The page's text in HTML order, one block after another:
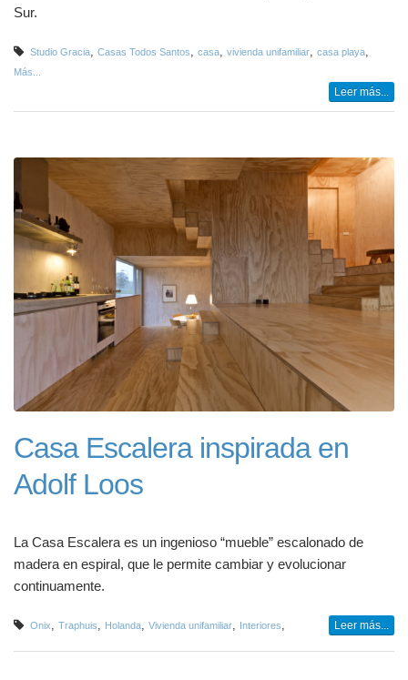
Sur.
Studio Gracia, Casas Todos Santos, casa, vivienda unifamiliar, casa playa,
Más...
Leer más...
Casa Escalera inspirada en
Adolf Loos
La Casa Escalera es un ingenioso “mueble” escalonado de
madera en espiral, que le permite cambiar y evolucionar
continuamente.
Onix Traphuis Holanda Vivienda unifamiliar Interiores Leer más...